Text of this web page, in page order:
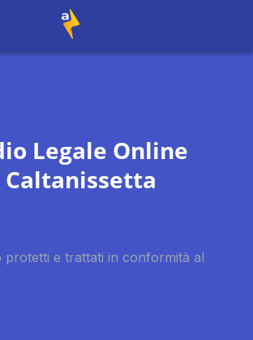
Legale Online
Caltanissetta